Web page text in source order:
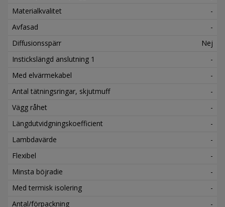
Materialkvalitet
-
Avfasad
-
Diffusionsspärr
Nej
Instickslängd anslutning 1
-
Med elvärmekabel
-
Antal tätningsringar, skjutmuff
-
Vägg råhet
-
Längdutvidgningskoefficient
-
Lambdavärde
-
Flexibel
-
Minsta böjradie
-
Med termisk isolering
-
Antal/förpackning
-